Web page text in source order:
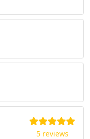
5 reviews